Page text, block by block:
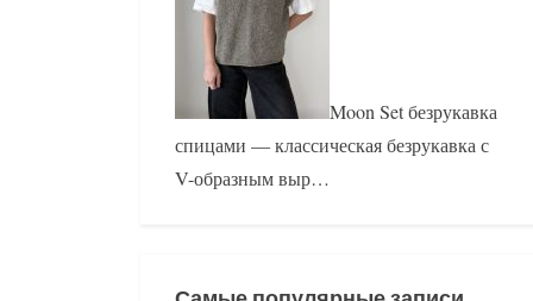
Moon Set безрукавка
спицами — классическая безрукавка с
V-образным выр…